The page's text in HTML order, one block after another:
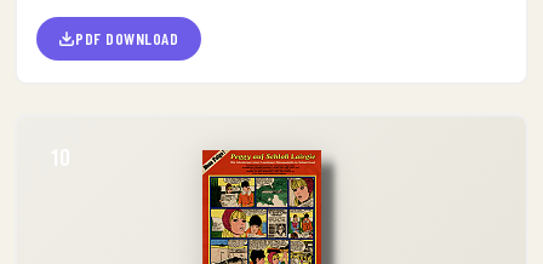
PDF DOWNLOAD
10